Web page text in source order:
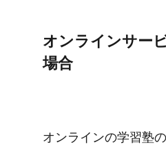
オンラインサー
場合
オンラインの​​学習塾の